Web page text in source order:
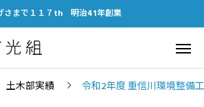
さまで１１７th 明治41年創業
土木部実績 令和2年度 重信川環境整備